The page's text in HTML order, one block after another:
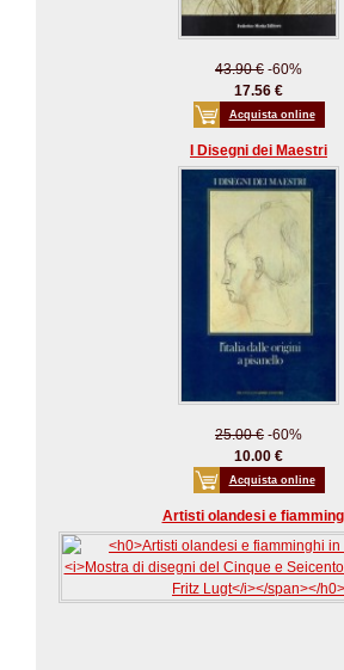
43.90 € -60%
17.56 €
Acquista online
I Disegni dei Maestri
25.00 € -60%
10.00 €
Acquista online
Artisti olandesi e